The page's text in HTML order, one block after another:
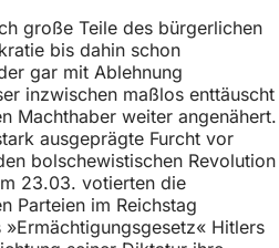
große Teile des bürgerlichen
bis dahin schon
gar mit Ablehnung
inzwischen maßlos enttäuscht
Machthaber weiter angenähert.
ausgeprägte Furcht vor
bolschewistischen Revolution
23.03. votierten die
Parteien im Reichstag
Hitlers